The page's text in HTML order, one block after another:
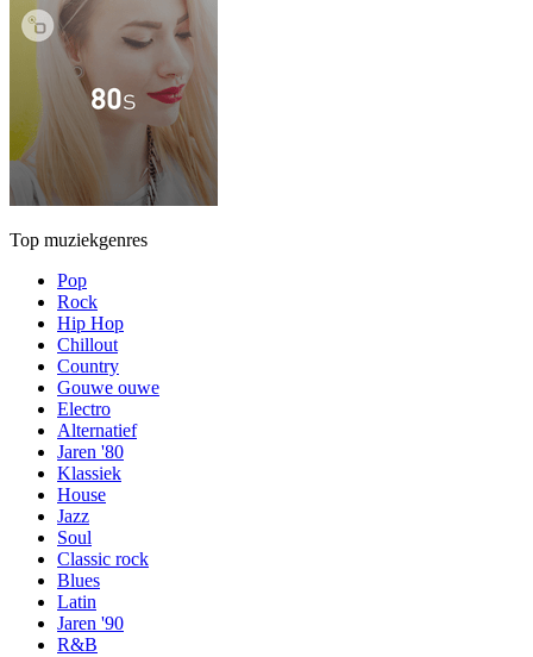
Top muziekgenres
Pop
Rock
Hip Hop
Chillout
Country
Gouwe ouwe
Electro
Alternatief
Jaren '80
Klassiek
House
Jazz
Soul
Classic rock
Blues
Latin
Jaren '90
R&B